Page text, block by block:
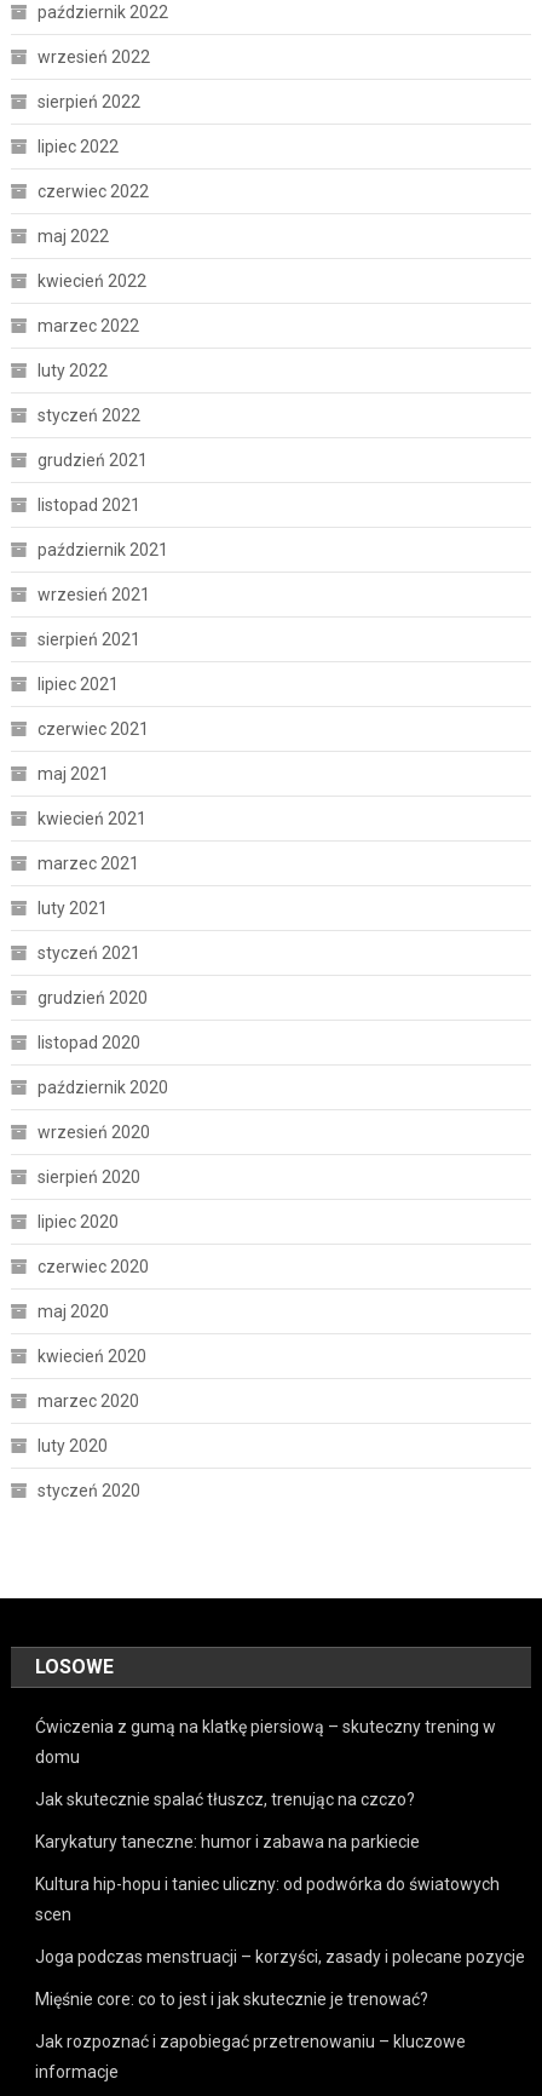
październik 2022
wrzesień 2022
sierpień 2022
lipiec 2022
czerwiec 2022
maj 2022
kwiecień 2022
marzec 2022
luty 2022
styczeń 2022
grudzień 2021
listopad 2021
październik 2021
wrzesień 2021
sierpień 2021
lipiec 2021
czerwiec 2021
maj 2021
kwiecień 2021
marzec 2021
luty 2021
styczeń 2021
grudzień 2020
listopad 2020
październik 2020
wrzesień 2020
sierpień 2020
lipiec 2020
czerwiec 2020
maj 2020
kwiecień 2020
marzec 2020
luty 2020
styczeń 2020
LOSOWE
Ćwiczenia z gumą na klatkę piersiową – skuteczny trening w
domu
Jak skutecznie spalać tłuszcz, trenując na czczo?
Karykatury taneczne: humor i zabawa na parkiecie
Kultura hip-hopu i taniec uliczny: od podwórka do światowych
scen
Joga podczas menstruacji – korzyści, zasady i polecane pozycje
Mięśnie core: co to jest i jak skutecznie je trenować?
Jak rozpoznać i zapobiegać przetrenowaniu – kluczowe
informacje